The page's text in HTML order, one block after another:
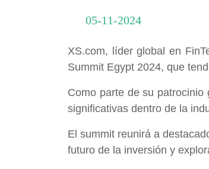
05-11-2024
XS.com, líder global en
Summit Egypt 2024, que
Como parte de su
significativas dentro de la
El summit reunirá a
futuro de la inversión y